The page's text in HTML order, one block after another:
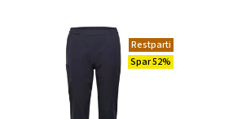
Restparti
Spar 52%